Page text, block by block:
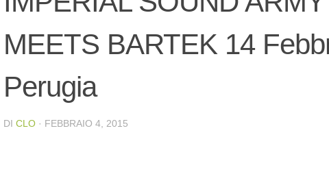
MEETS BARTEK 14
Perugia
DI CLO · FEBBRAIO 4, 2015